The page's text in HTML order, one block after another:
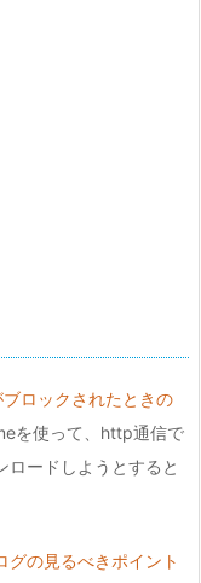
ロックされたときの
を使って、http通信で
ロードしようとすると
グの見るべきポイント